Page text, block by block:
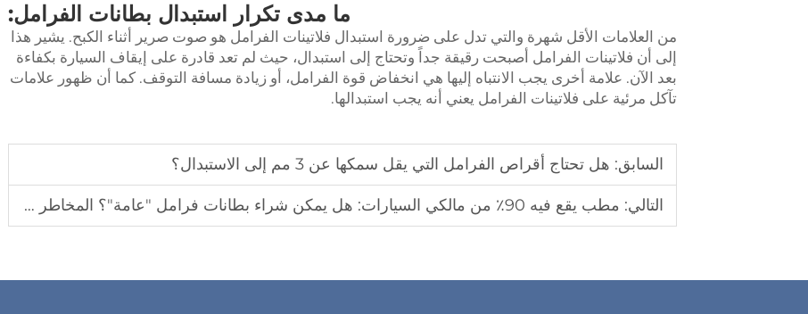
ما مدى تكرار استبدال بطانات الفرامل:
من العلامات الأقل شهرة والتي تدل على ضرورة استبدال فلاتينات الفرامل هو صوت صرير أثناء الكبح. يشير هذا
إلى أن فلاتينات الفرامل أصبحت رقيقة جداً وتحتاج إلى استبدال، حيث لم تعد قادرة على إيقاف السيارة بكفاءة
بعد الآن. علامة أخرى يجب الانتباه إليها هي انخفاض قوة الفرامل، أو زيادة مسافة التوقف. كما أن ظهور علامات
تآكل مرئية على فلاتينات الفرامل يعني أنه يجب استبدالها.
السابق: هل تحتاج أقراص الفرامل التي يقل سمكها عن 3 مم إلى الاستبدال؟
التالي: مطب يقع فيه 90٪ من مالكي السيارات: هل يمكن شراء بطانات فرامل "عامة"؟ المخاطر الثلاثة لخلطها